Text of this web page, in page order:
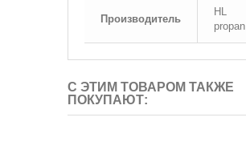
Производитель
HL
propan
С ЭТИМ ТОВАРОМ ТАКЖЕ
ПОКУПАЮТ: